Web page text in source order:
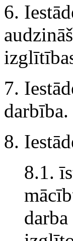
6.
7.
darbība.
8.
8.1.